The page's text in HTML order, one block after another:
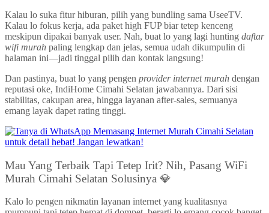
Kalau lo suka fitur hiburan, pilih yang bundling sama UseeTV.
Kalau lo fokus kerja, ada paket high FUP biar tetep kenceng
meskipun dipakai banyak user. Nah, buat lo yang lagi hunting daftar
wifi murah paling lengkap dan jelas, semua udah dikumpulin di
halaman ini—jadi tinggal pilih dan kontak langsung!
Dan pastinya, buat lo yang pengen provider internet murah dengan
reputasi oke, IndiHome Cimahi Selatan jawabannya. Dari sisi
stabilitas, cakupan area, hingga layanan after-sales, semuanya
emang layak dapet rating tinggi.
Mau Yang Terbaik Tapi Tetep Irit? Nih, Pasang WiFi
Murah Cimahi Selatan Solusinya 💎
Kalo lo pengen nikmatin layanan internet yang kualitasnya